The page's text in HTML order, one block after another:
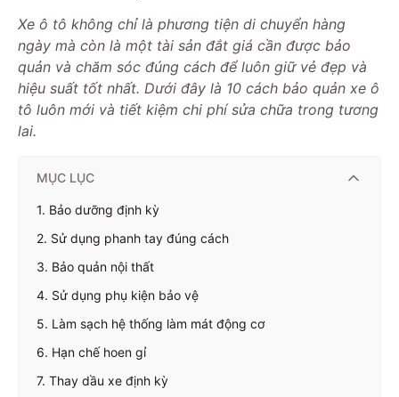
Xe ô tô không chỉ là phương tiện di chuyển hàng
ngày mà còn là một tài sản đắt giá cần được bảo
quản và chăm sóc đúng cách để luôn giữ vẻ đẹp và
hiệu suất tốt nhất. Dưới đây là 10 cách bảo quản xe ô
tô luôn mới và tiết kiệm chi phí sửa chữa trong tương
lai.
MỤC LỤC
1. Bảo dưỡng định kỳ
2. Sử dụng phanh tay đúng cách
3. Bảo quản nội thất
4. Sử dụng phụ kiện bảo vệ
5. Làm sạch hệ thống làm mát động cơ
6. Hạn chế hoen gỉ
7. Thay dầu xe định kỳ